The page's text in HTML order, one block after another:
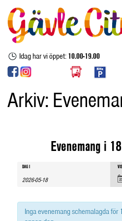
Idag har vi öppet:10.00-19.00
Arkiv:
Evenemang i
Evenemang
and
Evenemang
sök
DAG I
Inga evenemang schemalagda för